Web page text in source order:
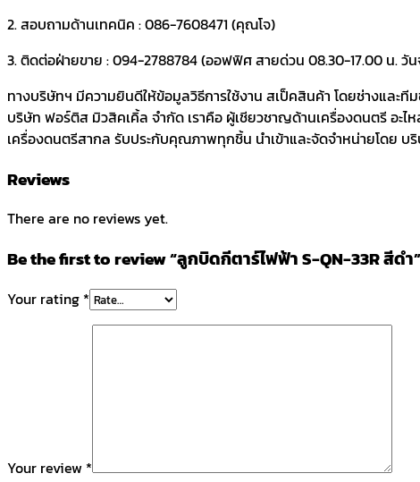
2. สอบถามด้านเทคนิค : 086-7608471 (คุณโจ)
3. ติดต่อฝ่ายขาย : 094-2788784 (ออฟฟิศ สายด่วน 08.30-17.00 น. วั
ทางบริษัทฯ มีความยินดีให้ข้อมูลวิธีการใช้งาน สเป็คสินค้า โดยช่างและ
บริษัท ฟอร์ติส มิวสิคเคิ้ล จำกัด เราคือ ผู้เชียวชาญด้านเครื่องดนตรี อะไ
เครื่องดนตรีสากล รับประกับคุณภาพทุกชิ้น นำเข้าและจัดจำหน่ายโดย
Reviews
There are no reviews yet.
Be the first to review “ลูกบิดกีตาร์ไฟฟ้า S-QN-33R สีดำ”
Your rating *
Your review *